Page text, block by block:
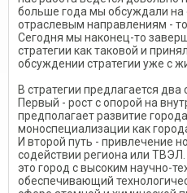
больше года мы обсуждали на
отраслевым направлениям -
Сегодня мы наконец-то
стратегии как таковой и
обсуждении стратегии уже с
В стратегии предлагается
Первый - рост с опорой на
предполагает развитие
моноспециализации как
И второй путь - привлечение
содействии региона или
это город с высоким научно-
обеспечивающий